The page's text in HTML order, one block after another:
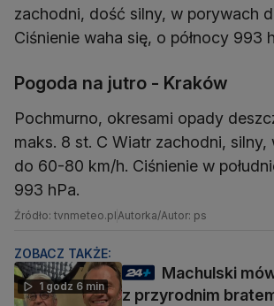
zachodni, dość silny, w porywach
Pogoda na jutro - Kraków
Pochmurno, okresami opady
maks. 8 st. C Wiatr zachodni, silny,
do 60-80 km/h. Ciśnienie w
993 hPa.
Źródło: tvnmeteo.plAutorka/Autor: ps
ZOBACZ TAKŻE:
1 godz 6 min
Machulski
z przyrodnim